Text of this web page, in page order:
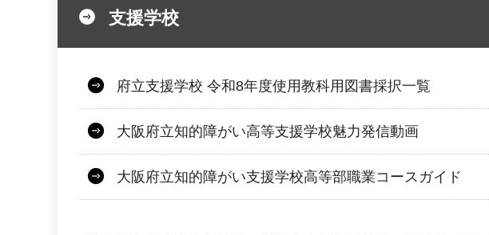
支援学校
府立支援学校 令和8年度使用教科用図書採択一覧
大阪府立知的障がい高等支援学校魅力発信動画
大阪府立知的障がい支援学校高等部職業コースガイド